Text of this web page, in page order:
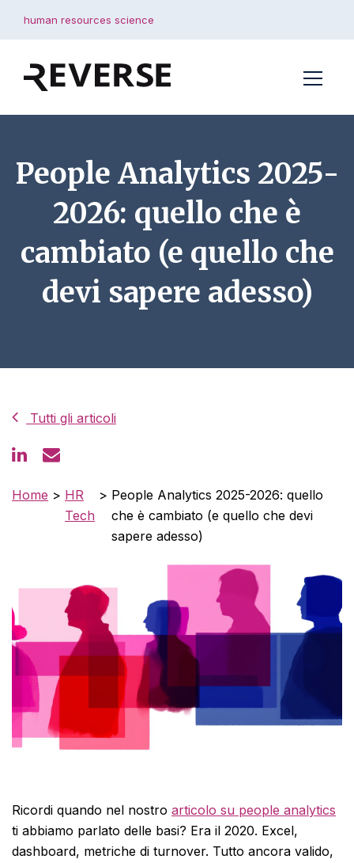
human resources science
People Analytics 2025-
2026: quello che è
cambiato (e quello che
devi sapere adesso)
Tutti gli articoli
Home > HR
Tech
> People Analytics 2025-2026: quello
che è cambiato (e quello che devi
sapere adesso)
Ricordi quando nel nostro articolo su people analytics
ti abbiamo parlato delle basi? Era il 2020. Excel,
dashboard, metriche di turnover. Tutto ancora valido,